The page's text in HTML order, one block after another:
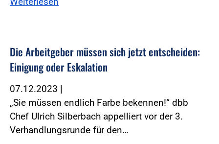
Die Arbeitgeber müssen sich jetzt entscheiden:
Einigung oder Eskalation
07.12.2023 |
„Sie müssen endlich Farbe bekennen!“ dbb
Chef Ulrich Silberbach appelliert vor der 3.
Verhandlungsrunde für den…